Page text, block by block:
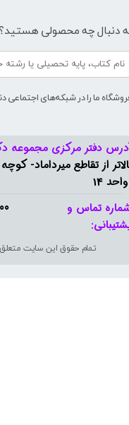
دفتر مرکزی مجموعه
14
تمام حقوق این سایت
تماس و
دنبال چه محصولی
ما را در شبکه‌های اجتماعی